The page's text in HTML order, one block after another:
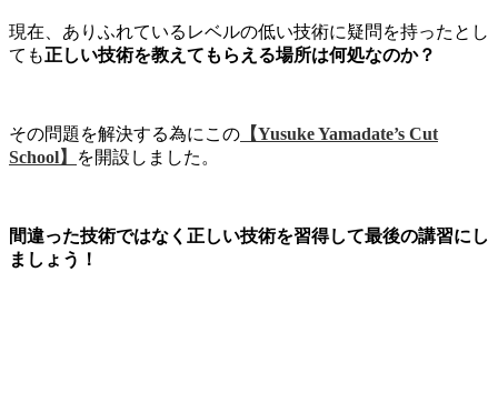
現在、ありふれているレベルの低い技術に疑問を持ったとし
ても正しい技術を教えてもらえる場所は何処なのか？
その問題を解決する為にこの 【Yusuke Yamadate’s Cut
School】
を開設しました。
間違った技術ではなく正しい技術を習得して最後の講習にし
ましょう！